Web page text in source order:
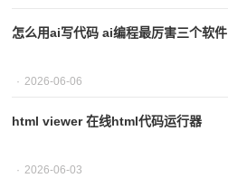
怎么用ai写代码 ai编程最厉害三个软件
2026-06-06
html viewer 在线html代码运行器
2026-06-03